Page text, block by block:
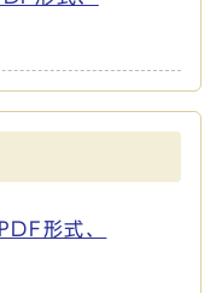
形式、